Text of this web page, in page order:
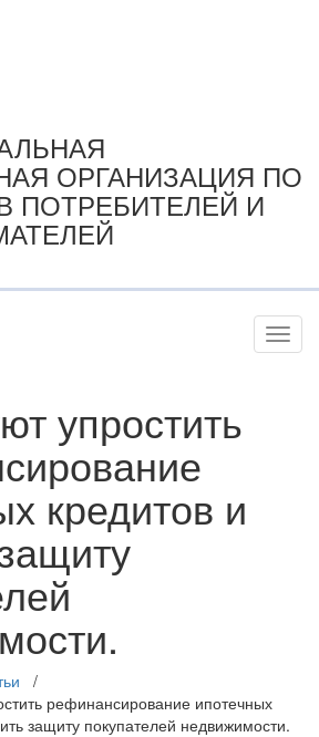
ОРГАНИЗАЦИЯ ПО
ПОТРЕБИТЕЛЕЙ И
упростить
кредитов и
/
рефинансирование ипотечных
защиту покупателей недвижимости.